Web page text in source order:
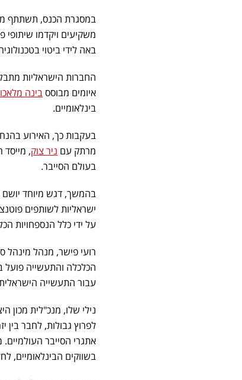
במסגרת הכנס, תשתתף
משקיעים ויקדמו
באה לידי ביטוי
החברות הישראליות
איומים מבוססבינה
בינלאומיים.
בעקבות כך, האירוע
מרתק עם ניר צוק
בעולם הסייבר.
על ידי כלל הנספחויות
רועי פישר, מנהל
הכלכלה והתעשייה
עבור התעשייה
נילי שלו, מנכ"לית מכון
לפרוץ גבולות, לחבר בין
אתגרי הסייבר
בשווקים הבינלאומיים,